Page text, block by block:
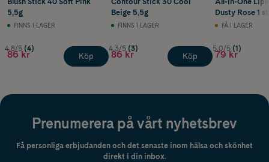
5,5g
FINNS I LAGER
4.8/5 (4)
86 kr Köp
Beige 5,5g
FINNS I LAGER
4.3/5 (3)
86 kr Köp
Dusty Rose 1 st
FÅ I LAGER
5.0/5 (1)
79 kr
Prenumerera på vårt nyhetsbrev
Få personliga erbjudanden och det senaste inom hälsa och skönhet
direkt i din inbox.